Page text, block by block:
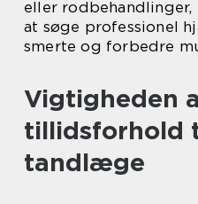
eller
at søge professionel
smerte og forbedre
Vigtigheden
tillidsforhold
tandlæge